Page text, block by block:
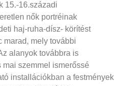
15.-16.századi
nők portréinak
haj-ruha-dísz- körítést
marad, mely további
alanyok továbbra is
szemmel ismerőssé
installációkban a festmények